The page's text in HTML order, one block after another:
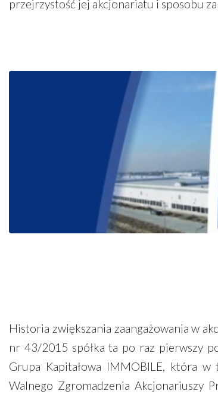
przejrzystość jej akcjonariatu i sposobu
Historia zwiększania zaangażowania w
nr 43/2015 spółka ta po raz pierwszy
Grupa Kapitałowa IMMOBILE, która w
Walnego Zgromadzenia Akcjonariuszy